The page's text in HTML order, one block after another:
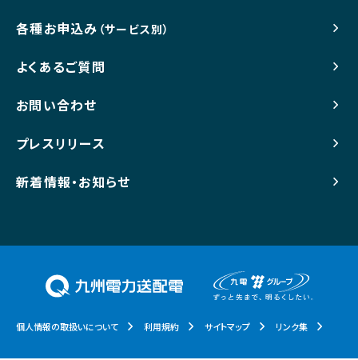
各種お申込み （サービス別）
よくあるご質問
お問い合わせ
プレスリリース
新着情報・お知らせ
個人情報の取扱いについて 利用規約 サイトマップ リンク集